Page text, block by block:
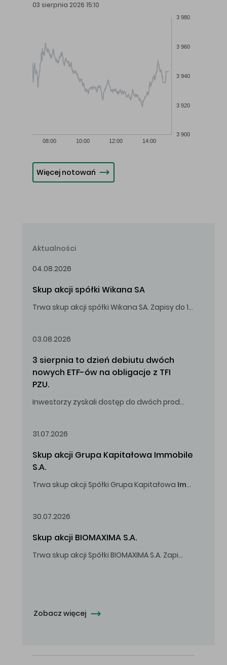
03 sierpnia 2026 15:10
08:00 10:00 12:00 14:00
3 900
3 920
3 940
3 960
3 980
Więcej notowań
Aktualności
04.08.2026
Skup akcji spółki Wikana SA
Trwa skup akcji spółki Wikana SA. Zapisy do 14.08.2026 r. do godz. 16.00.
03.08.2026
3 sierpnia to dzień debiutu dwóch
nowych ETF-ów na obligacje z TFI
PZU.
Inwestorzy zyskali dostęp do dwóch produktów umożliwiających inwestowanie w obligacje skarbowe.
31.07.2026
Skup akcji Grupa Kapitałowa Immobile
S.A.
Trwa skup akcji Spółki Grupa Kapitałowa Immobile
30.07.2026
Skup akcji BIOMAXIMA S.A.
Trwa skup akcji Spółki BIOMAXIMA S.A. Zapisy do 4 sierpnia 2026 r. do godz. 16.00.
Zobacz więcej